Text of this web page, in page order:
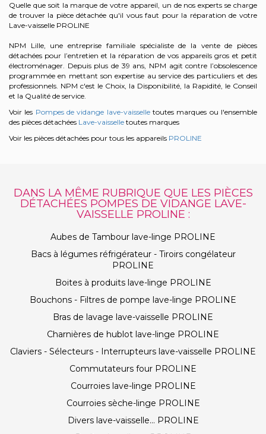
Quelle que soit la marque de votre appareil, un de nos experts se charge
de trouver la pièce détachée qu'il vous faut pour la réparation de votre
Lave-vaisselle PROLINE
NPM Lille, une entreprise familiale spécialiste de la vente de pièces
détachées pour l’entretien et la réparation de vos appareils gros et petit
électroménager. Depuis plus de 39 ans, NPM agit contre l’obsolescence
programmée en mettant son expertise au service des particuliers et des
professionnels. NPM c'est le Choix, la Disponibilité, la Rapidité, le Conseil
et la Qualité de service.
Voir les Pompes de vidange lave-vaisselletoutes marques ou l'ensemble
des pièces détachées Lave-vaisselle toutes marques
Voir les pièces détachées pour tous les appareils PROLINE
DANS LA MÊME RUBRIQUE QUE LES PIÈCES
DÉTACHÉES POMPES DE VIDANGE LAVE-
VAISSELLE PROLINE :
Aubes de Tambour lave-linge PROLINE
Bacs à légumes réfrigérateur - Tiroirs congélateur
PROLINE
Boites à produits lave-linge PROLINE
Bouchons - Filtres de pompe lave-linge PROLINE
Bras de lavage lave-vaisselle PROLINE
Charnières de hublot lave-linge PROLINE
Claviers - Sélecteurs - Interrupteurs lave-vaisselle PROLINE
Commutateurs four PROLINE
Courroies lave-linge PROLINE
Courroies sèche-linge PROLINE
Divers lave-vaisselle... PROLINE